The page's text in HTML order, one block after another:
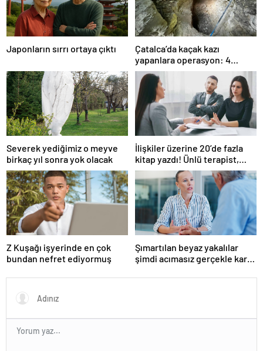
Japonların sırrı ortaya çıktı
Çatalca’da kaçak kazı
yapanlara operasyon: 4
gözaltı
Severek yediğimiz o meyve
birkaç yıl sonra yok olacak
İlişkiler üzerine 20’de fazla
kitap yazdı! Ünlü terapist,
boşanmaların gerçek
suçlularını açıklıyor
Z Kuşağı işyerinde en çok
bundan nefret ediyormuş
Şımartılan beyaz yakalılar
şimdi acımasız gerçekle karşı